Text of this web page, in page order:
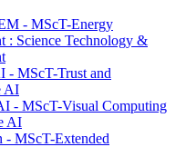
- MScT-Energy
: Science Technology &
- MScT-Trust and
AI
- MScT-Visual Computing
AI
MScT-Extended